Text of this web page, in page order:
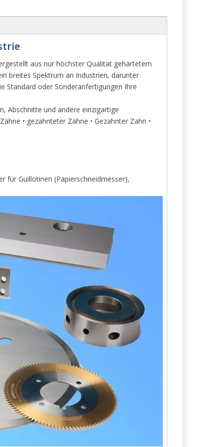
aus nur höchster Qualität gehärtetem
breites Spektrum an Industrien, darunter
Standard oder Sonderanfertigungen Ihre
Abschnitte und andere einzigartige
• gezahnteter Zähne • Gezahnter Zahn •
für Guillotinen (Papierschneidmesser),